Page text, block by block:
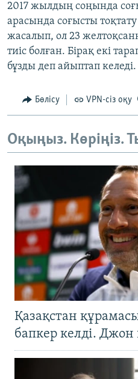
2017 жылдың соңында
арасында соғысты
жасалып, ол 23
тиіс болған. Бірақ екі
бұзды деп айыптап келеді.
Бөлісу VPN-сіз оқу
Оқыңыз. Көріңіз.
Қазақстан
бапкер келді. Джон